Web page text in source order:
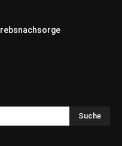
Suche